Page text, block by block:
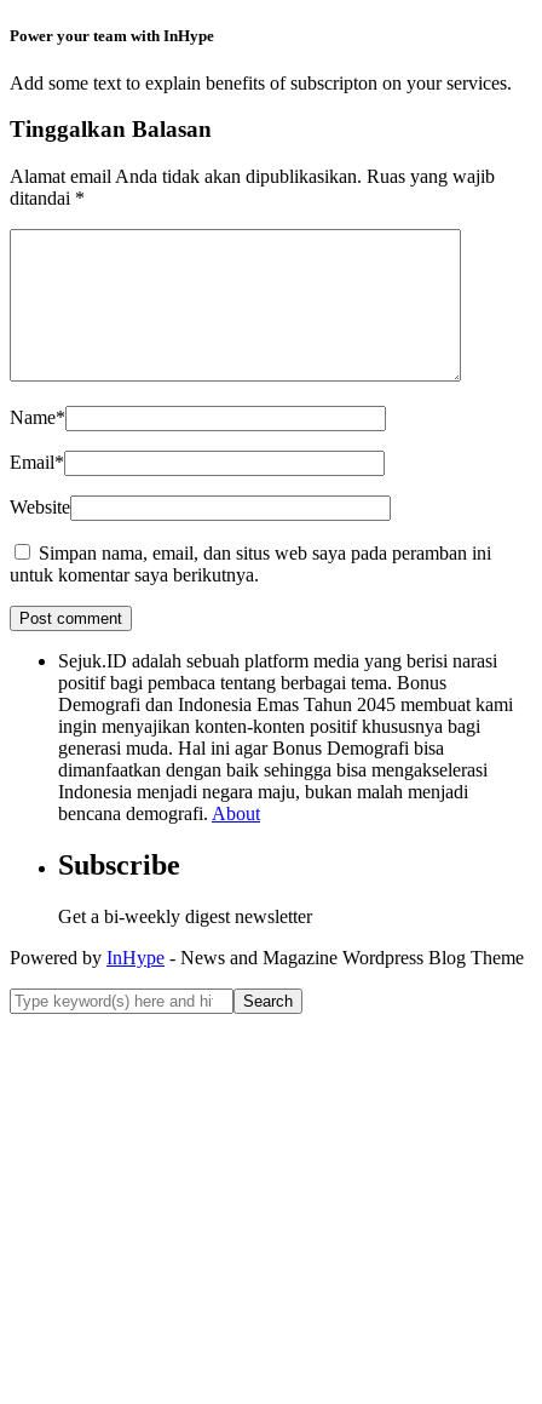
Power your team with InHype
Add some text to explain benefits of subscripton on your services.
Tinggalkan Balasan
Alamat email Anda tidak akan dipublikasikan. Ruas yang wajib
ditandai *
Name*
Email*
Website
Simpan nama, email, dan situs web saya pada peramban ini
untuk komentar saya berikutnya.
Sejuk.ID adalah sebuah platform media yang berisi narasi
positif bagi pembaca tentang berbagai tema. Bonus
Demografi dan Indonesia Emas Tahun 2045 membuat kami
ingin menyajikan konten-konten positif khususnya bagi
generasi muda. Hal ini agar Bonus Demografi bisa
dimanfaatkan dengan baik sehingga bisa mengakselerasi
Indonesia menjadi negara maju, bukan malah menjadi
bencana demografi. About
Subscribe
Get a bi-weekly digest newsletter
Powered by InHype - News and Magazine Wordpress Blog Theme